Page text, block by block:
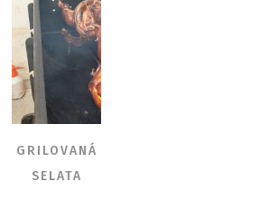
GRILOVANÁ
SELATA